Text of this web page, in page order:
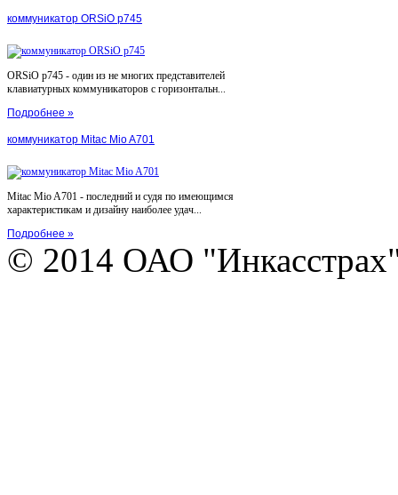
коммуникатор ORSiO p745
ORSiO p745 - один из не многих представителей
клавиатурных коммуникаторов с горизонтальн...
Подробнее »
коммуникатор Mitac Mio A701
Mitac Mio A701 - последний и судя по имеющимся
характеристикам и дизайну наиболее удач...
Подробнее »
© 2014 ОАО